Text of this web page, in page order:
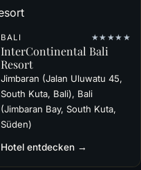
BALI ★★★★★
InterContinental Bali
Resort
Jimbaran (Jalan Uluwatu 45,
South Kuta, Bali), Bali
(Jimbaran Bay, South Kuta,
Süden)
Hotel entdecken →